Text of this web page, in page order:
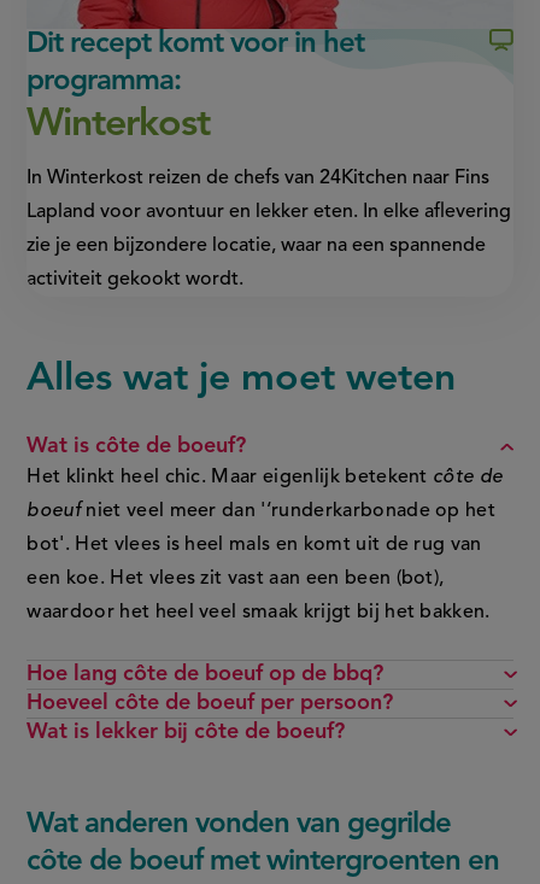
Dit recept komt voor in het
programma:
Winterkost
In Winterkost reizen de chefs van 24Kitchen naar Fins
Lapland voor avontuur en lekker eten. In elke aflevering
zie je een bijzondere locatie, waar na een spannende
activiteit gekookt wordt.
FAQ
Alles wat je moet weten
Wat is côte de boeuf?
Het klinkt heel chic. Maar eigenlijk betekent côte de
boeufniet veel meer dan '‘runderkarbonade op het
bot'. Het vlees is heel mals en komt uit de rug van
een koe. Het vlees zit vast aan een been (bot),
waardoor het heel veel smaak krijgt bij het bakken.
Hoe lang côte de boeuf op de bbq?
Hoeveel côte de boeuf per persoon?
Wat is lekker bij côte de boeuf?
Wat anderen vonden van gegrilde
côte de boeuf met wintergroenten en